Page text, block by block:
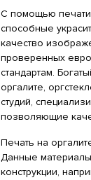
С помощью печати
способные
качество
проверенных
стандартам.
оргалите,
студий,
позволяющие
Печать на
Данные
конструкции,